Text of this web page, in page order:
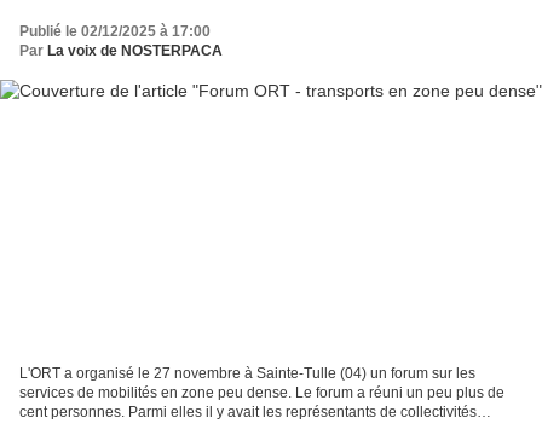
Publié le 02/12/2025 à 17:00
Par La voix de NOSTERPACA
L'ORT a organisé le 27 novembre à Sainte-Tulle (04) un forum sur les
services de mobilités en zone peu dense. Le forum a réuni un peu plus de
cent personnes. Parmi elles il y avait les représentants de collectivités